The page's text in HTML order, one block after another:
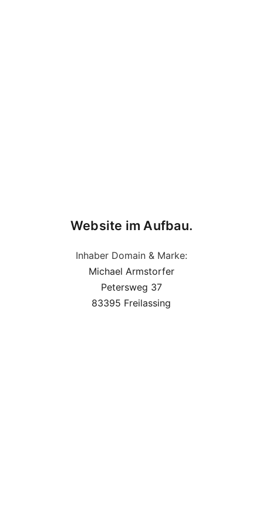
Website im Aufbau.
Inhaber Domain & Marke:
Michael Armstorfer
Petersweg 37
83395 Freilassing